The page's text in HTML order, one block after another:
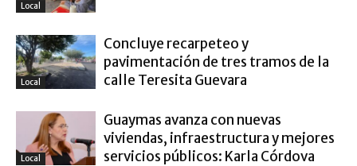
Local
Local
Concluye recarpeteo y
pavimentación de tres tramos de la
calle Teresita Guevara
Local
Guaymas avanza con nuevas
viviendas, infraestructura y mejores
servicios públicos: Karla Córdova